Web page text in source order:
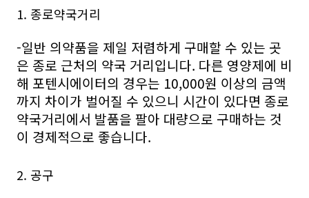
1. 종로약국거리
-일반 의약품을 제일 저렴하게 구매할 수 있는 곳
은 종로 근처의 약국 거리입니다. 다른 영양제에 비
해 포텐시에이터의 경우는 10,000원 이상의 금액
까지 차이가 벌어질 수 있으니 시간이 있다면 종로
약국거리에서 발품을 팔아 대량으로 구매하는 것
이 경제적으로 좋습니다.
2. 공구